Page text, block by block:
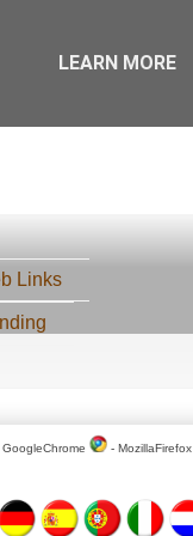
Links
GoogleChrome - MozillaFirefox
LEARN MORE